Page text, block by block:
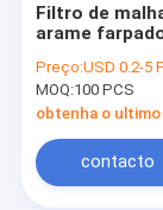
Filtro de
arame
Demister Pad
inoxidável
Preço:USD 0.2-5
MOQ:100 PCS
obtenha o
contacto